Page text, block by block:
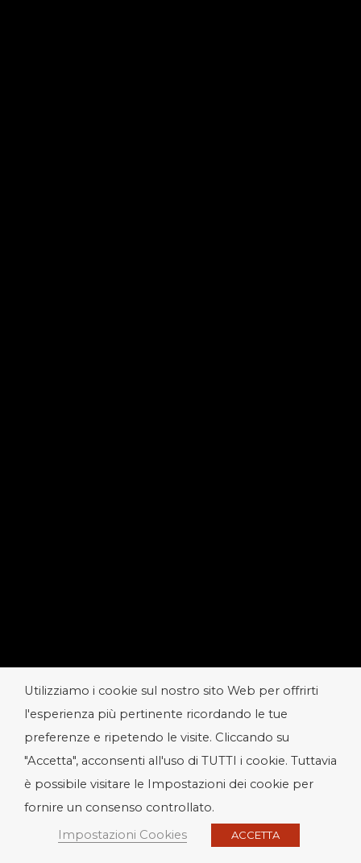
Utilizziamo i cookie sul nostro sito Web per offrirti
l'esperienza più pertinente ricordando le tue
preferenze e ripetendo le visite. Cliccando su
"Accetta", acconsenti all'uso di TUTTI i cookie. Tuttavia
è possibile visitare le Impostazioni dei cookie per
fornire un consenso controllato.
Impostazioni Cookies
ACCETTA